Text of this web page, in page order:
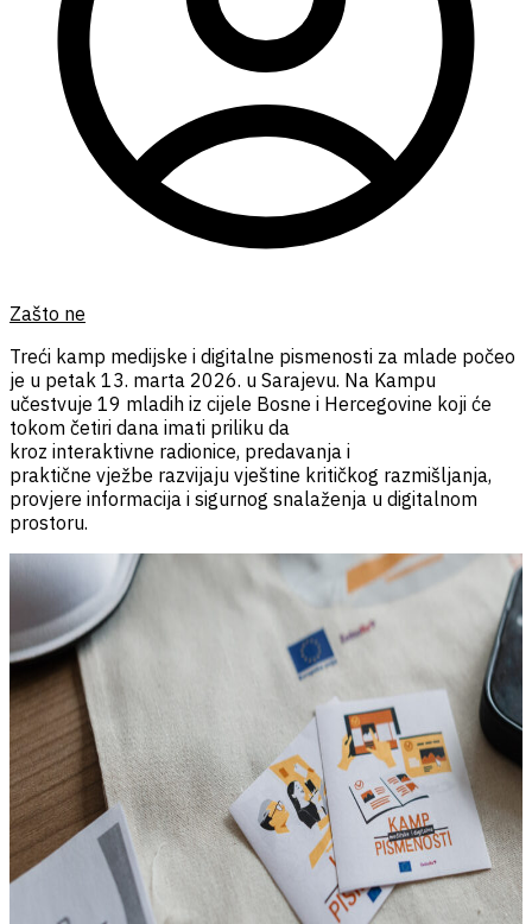
Zašto ne
Treći kamp medijske i digitalne pismenosti za mlade počeo
je u petak 13. marta 2026. u Sarajevu. Na Kampu
učestvuje 19 mladih iz cijele Bosne i Hercegovine koji će
tokom četiri dana imati priliku da
kroz interaktivne radionice, predavanja i
praktične vježbe razvijaju vještine kritičkog razmišljanja,
provjere informacija i sigurnog snalaženja u digitalnom
prostoru.